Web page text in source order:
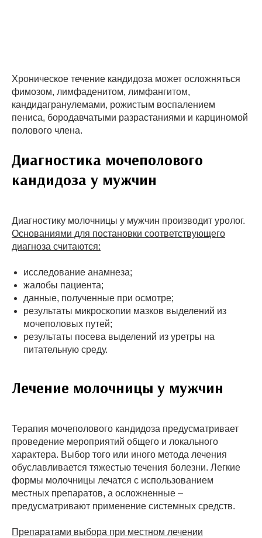
Хроническое течение кандидоза может осложняться
фимозом, лимфаденитом, лимфангитом,
кандидагранулемами, рожистым воспалением
пениса, бородавчатыми разрастаниями и карциномой
полового члена.
Диагностика мочеполового
кандидоза у мужчин
Диагностику молочницы у мужчин производит уролог.
Основаниями для постановки соответствующего
диагноза считаются:
исследование анамнеза;
жалобы пациента;
данные, полученные при осмотре;
результаты микроскопии мазков выделений из
мочеполовых путей;
результаты посева выделений из уретры на
питательную среду.
Лечение молочницы у мужчин
Терапия мочеполового кандидоза предусматривает
проведение мероприятий общего и локального
характера. Выбор того или иного метода лечения
обуславливается тяжестью течения болезни. Легкие
формы молочницы лечатся с использованием
местных препаратов, а осложненные –
предусматривают применение системных средств.
Препаратами выбора при местном лечении